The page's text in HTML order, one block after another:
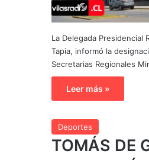
La Delegada Presidencial
Tapia, informó la
Secretarias Regionales
Leer más »
Deportes
TOMÁS DE